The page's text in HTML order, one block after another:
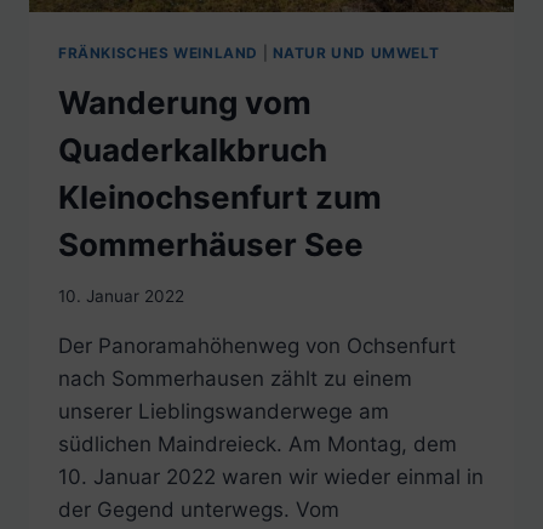
FRÄNKISCHES WEINLAND NATUR UND UMWELT
Wanderung vom
Quaderkalkbruch
Kleinochsenfurt zum
Sommerhäuser See
10. Januar 2022
Der Panoramahöhenweg von Ochsenfurt
nach Sommerhausen zählt zu einem
unserer Lieblingswanderwege am
südlichen Maindreieck. Am Montag, dem
10. Januar 2022 waren wir wieder einmal in
der Gegend unterwegs. Vom